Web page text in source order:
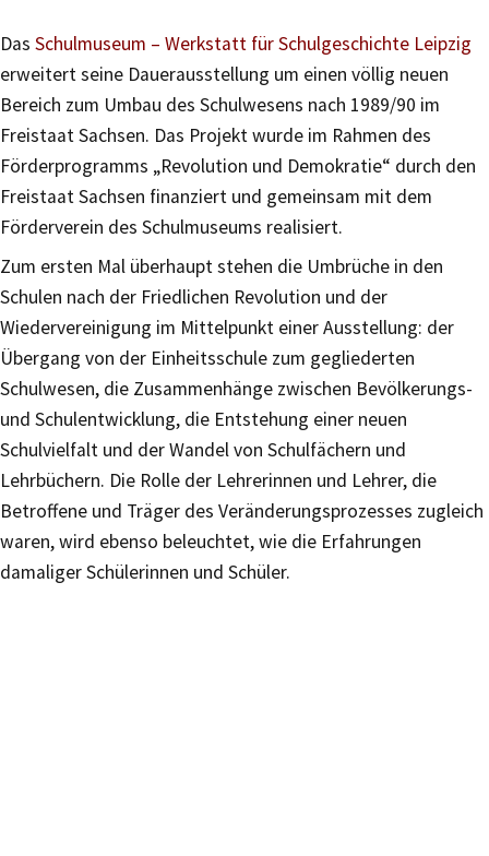
Das Schulmuseum – Werkstatt für Schulgeschichte Leipzig
erweitert seine Dauerausstellung um einen völlig neuen
Bereich zum Umbau des Schulwesens nach 1989/90 im
Freistaat Sachsen. Das Projekt wurde im Rahmen des
Förderprogramms „Revolution und Demokratie“ durch den
Freistaat Sachsen finanziert und gemeinsam mit dem
Förderverein des Schulmuseums realisiert.
Zum ersten Mal überhaupt stehen die Umbrüche in den
Schulen nach der Friedlichen Revolution und der
Wiedervereinigung im Mittelpunkt einer Ausstellung: der
Übergang von der Einheitsschule zum gegliederten
Schulwesen, die Zusammenhänge zwischen Bevölkerungs-
und Schulentwicklung, die Entstehung einer neuen
Schulvielfalt und der Wandel von Schulfächern und
Lehrbüchern. Die Rolle der Lehrerinnen und Lehrer, die
Betroffene und Träger des Veränderungsprozesses zugleich
waren, wird ebenso beleuchtet, wie die Erfahrungen
damaliger Schülerinnen und Schüler.